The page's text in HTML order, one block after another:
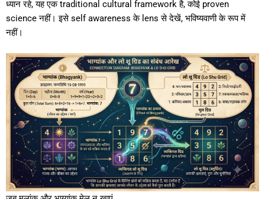
ध्यान रहे, यह एक traditional cultural framework है, कोई proven
science नहीं। इसे self awareness के lens से देखें, भविष्यवाणी के रूप में
नहीं।